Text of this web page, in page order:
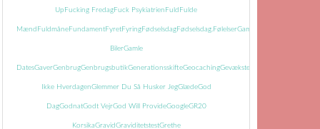
Up Fucking FredagFuck Psykiatrien Fuld Fulde
Mænd FuldmåneFundamentFyretFyringFødselsdagFødselsdag.FølelserGamle
BilerGamle
DatesGaverGenbrugGenbrugsbutikGenerationsskifteGeocachingGevækster
Ikke HverdagenGlemmer Du Så Husker JegGlædeGod
DagGodnatGodt VejrGod Will ProvideGoogleGR20
KorsikaGravid GraviditetstestGrethe